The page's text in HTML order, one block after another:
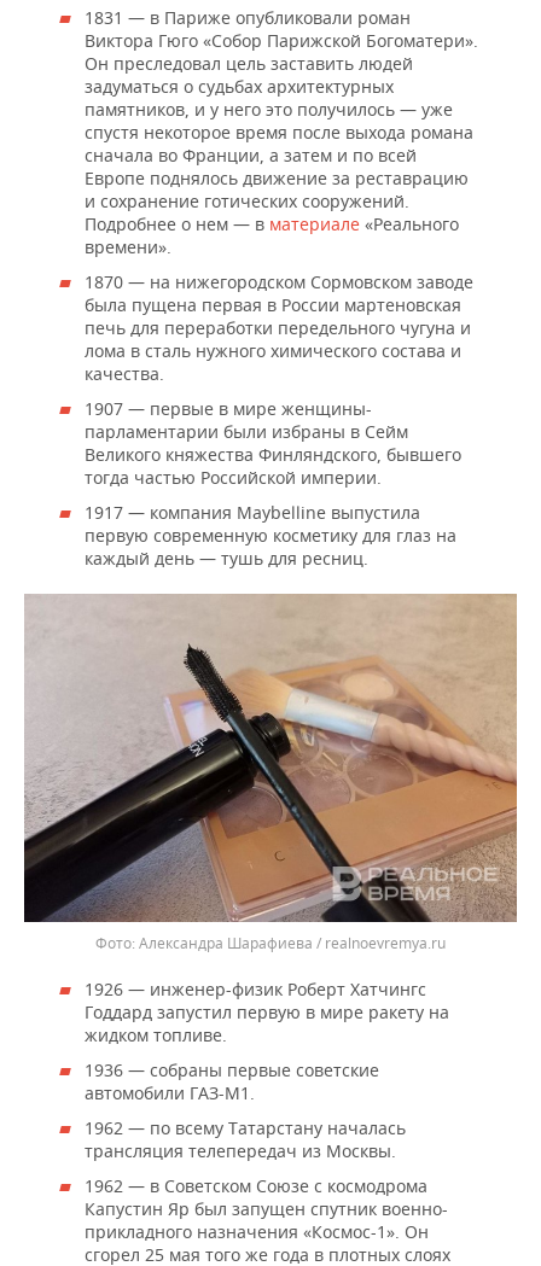
1831 — в Париже опубликовали роман
Виктора Гюго «Собор Парижской Богоматери».
Он преследовал цель заставить людей
задуматься о судьбах архитектурных
памятников, и у него это получилось — уже
спустя некоторое время после выхода романа
сначала во Франции, а затем и по всей
Европе поднялось движение за реставрацию
и сохранение готических сооружений.
Подробнее о нем — в материале «Реального
времени».
1870 — на нижегородском Сормовском заводе
была пущена первая в России мартеновская
печь для переработки передельного чугуна и
лома в сталь нужного химического состава и
качества.
1907 — первые в мире женщины-
парламентарии были избраны в Сейм
Великого княжества Финляндского, бывшего
тогда частью Российской империи.
1917 — компания Maybelline выпустила
первую современную косметику для глаз на
каждый день — тушь для ресниц.
Александра Шарафиева / realnoevremya.ru
1926 — инженер-физик Роберт Хатчингс
Годдард запустил первую в мире ракету на
жидком топливе.
1936 — собраны первые советские
автомобили ГАЗ-М1.
1962 — по всему Татарстану началась
трансляция телепередач из Москвы.
1962 — в Советском Союзе с космодрома
Капустин Яр был запущен спутник военно-
прикладного назначения «Космос-1». Он
сгорел 25 мая того же года в плотных слоях